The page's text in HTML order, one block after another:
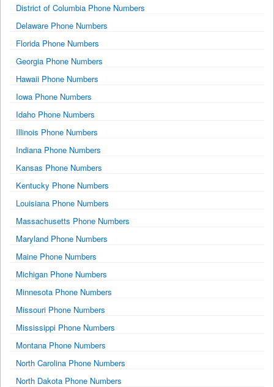
District of Columbia Phone Numbers
Delaware Phone Numbers
Florida Phone Numbers
Georgia Phone Numbers
Hawaii Phone Numbers
Iowa Phone Numbers
Idaho Phone Numbers
Illinois Phone Numbers
Indiana Phone Numbers
Kansas Phone Numbers
Kentucky Phone Numbers
Louisiana Phone Numbers
Massachusetts Phone Numbers
Maryland Phone Numbers
Maine Phone Numbers
Michigan Phone Numbers
Minnesota Phone Numbers
Missouri Phone Numbers
Mississippi Phone Numbers
Montana Phone Numbers
North Carolina Phone Numbers
North Dakota Phone Numbers